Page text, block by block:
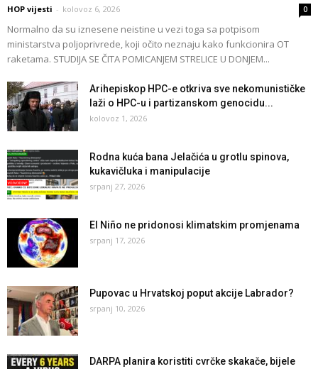
HOP vijesti - kolovoz 6, 2026 0
Normalno da su iznesene neistine u vezi toga sa potpisom
ministarstva poljoprivrede, koji očito neznaju kako funkcionira OT
raketama. STUDIJA SE ČITA POMICANJEM STRELICE U DONJEM...
Arihepiskop HPC-e otkriva sve nekomunističke
laži o HPC-u i partizanskom genocidu...
kolovoz 1, 2026
Rodna kuća bana Jelačića u grotlu spinova,
kukavičluka i manipulacije
srpanj 27, 2026
El Niño ne pridonosi klimatskim promjenama
srpanj 17, 2026
Pupovac u Hrvatskoj poput akcije Labrador?
srpanj 10, 2026
DARPA planira koristiti cvrčke skakače, bijele